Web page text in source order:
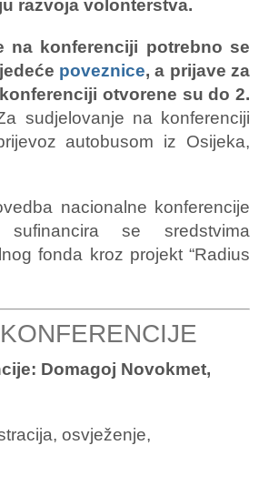
razvoja volonterstva.
na konferenciji potrebno se
poveznice, a prijave za
otvorene su do 2.
sudjelovanje na konferenciji
autobusom iz Osijeka,
nacionalne konferencije
se sredstvima
fonda kroz projekt “Radius
Domagoj Novokmet,
osvježenje,